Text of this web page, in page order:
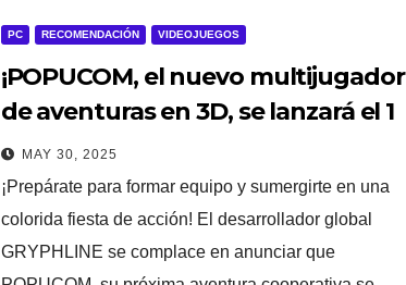
PC RECOMENDACIÓN VIDEOJUEGOS
¡POPUCOM, el nuevo multijugador
de aventuras en 3D, se lanzará el 1
de junio de 2025!
MAY 30, 2025
¡Prepárate para formar equipo y sumergirte en una
colorida fiesta de acción! El desarrollador global
GRYPHLINE se complace en anunciar que